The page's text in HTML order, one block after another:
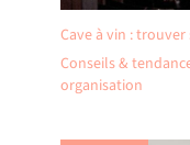
Cave à vin :
Conseils &
organisation